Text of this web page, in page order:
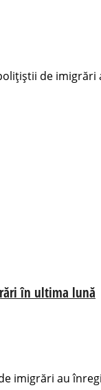
de
în ultima lună
imigrări au